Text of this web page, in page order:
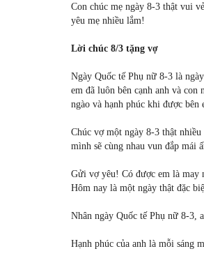
Con chúc mẹ ngày 8-3 thật vui
yêu mẹ nhiều lắm!
Lời chúc 8/3 tặng vợ
Ngày Quốc tế Phụ nữ 8-3 là
em đã luôn bên cạnh anh và
ngào và hạnh phúc khi được bên
Chúc vợ một ngày 8-3 thật
mình sẽ cùng nhau vun đắp mái
Gửi vợ yêu! Có được em là may
Hôm nay là một ngày thật đặc
Nhân ngày Quốc tế Phụ nữ 8-3,
Hạnh phúc của anh là mỗi sáng